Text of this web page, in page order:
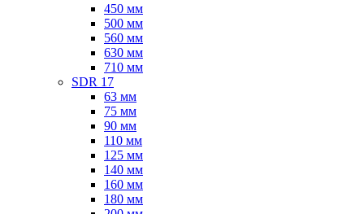
450 мм
500 мм
560 мм
630 мм
710 мм
SDR 17
63 мм
75 мм
90 мм
110 мм
125 мм
140 мм
160 мм
180 мм